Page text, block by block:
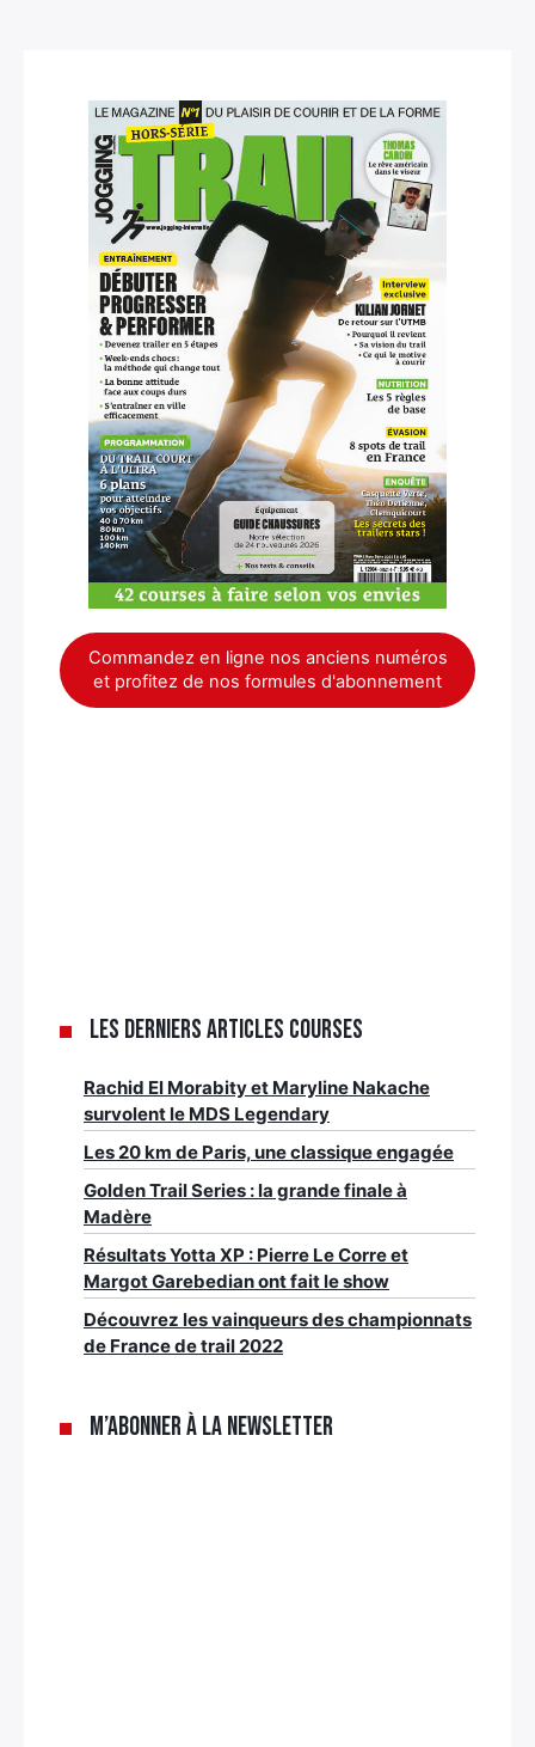
Commandez en ligne nos anciens numéros
et profitez de nos formules d'abonnement
Les derniers articles Courses
Rachid El Morabity et Maryline Nakache
survolent le MDS Legendary
Les 20 km de Paris, une classique engagée
Golden Trail Series : la grande finale à
Madère
Résultats Yotta XP : Pierre Le Corre et
Margot Garebedian ont fait le show
Découvrez les vainqueurs des championnats
de France de trail 2022
M’abonner à la newsletter
Rechercher